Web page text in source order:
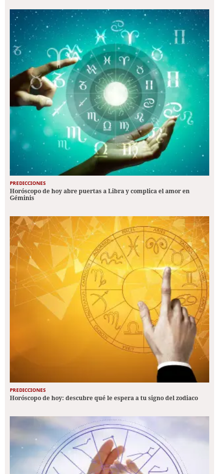
PREDICCIONES
Horóscopo de hoy abre puertas a Libra y complica el amor en
Géminis
PREDICCIONES
Horóscopo de hoy: descubre qué le espera a tu signo del zodiaco